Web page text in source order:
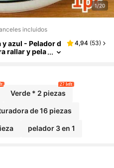
1/20
incluidos
y azul - Pelador d
rallar y pela
4,94 (53)
Verde * 2 piezas
27 left
de 16 piezas
pelador 3 en 1